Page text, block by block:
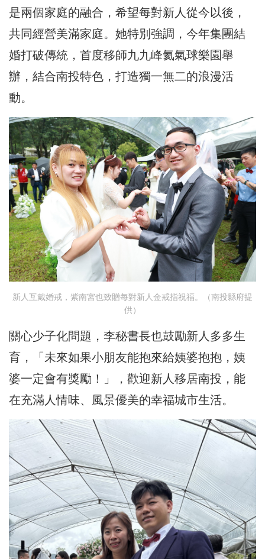
是兩個家庭的融合，希望每對新人從今以後，
共同經營美滿家庭。她特別強調，今年集團結
婚打破傳統，首度移師九九峰氦氣球樂園舉
辦，結合南投特色，打造獨一無二的浪漫活
動。
新人互戴婚戒，紫南宮也致贈每對新人金戒指祝福。（南投縣府提
供）
關心少子化問題，李秘書長也鼓勵新人多多生
育，「未來如果小朋友能抱來給姨婆抱抱，姨
婆一定會有獎勵！」，歡迎新人移居南投，能
在充滿人情味、風景優美的幸福城市生活。